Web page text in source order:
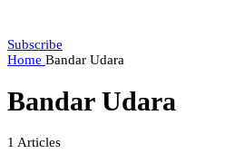
Subscribe
Home Bandar Udara
Bandar Udara
1 Articles